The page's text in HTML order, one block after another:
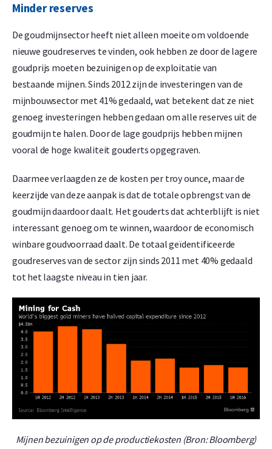
Minder reserves
De goudmijnsector heeft niet alleen moeite om voldoende
nieuwe goudreserves te vinden, ook hebben ze door de lagere
goudprijs moeten bezuinigen op de exploitatie van
bestaande mijnen. Sinds 2012 zijn de investeringen van de
mijnbouwsector met 41% gedaald, wat betekent dat ze niet
genoeg investeringen hebben gedaan om alle reserves uit de
goudmijn te halen. Door de lage goudprijs hebben mijnen
vooral de hoge kwaliteit gouderts opgegraven.
Daarmee verlaagden ze de kosten per troy ounce, maar de
keerzijde van deze aanpak is dat de totale opbrengst van de
goudmijn daardoor daalt. Het gouderts dat achterblijft is niet
interessant genoeg om te winnen, waardoor de economisch
winbare goudvoorraad daalt. De totaal geïdentificeerde
goudreserves van de sector zijn sinds 2011 met 40% gedaald
tot het laagste niveau in tien jaar.
Mijnen bezuinigen op de productiekosten (Bron: Bloomberg)